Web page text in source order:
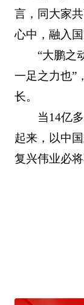
言，同大家
心中，融入国
“大鹏之
一足之力也”
长。
当14亿
起来，以中
复兴伟业必